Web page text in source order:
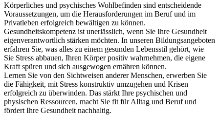
Körperliches und psychisches Wohlbefinden sind entscheidende
Voraussetzungen, um die Herausforderungen im Beruf und im
Privatleben erfolgreich bewältigen zu können.
Gesundheitskompetenz ist unerlässlich, wenn Sie Ihre Gesundheit
eigenverantwortlich stärken möchten. In unseren Bildungsangeboten
erfahren Sie, was alles zu einem gesunden Lebensstil gehört, wie
Sie Stress abbauen, Ihren Körper positiv wahrnehmen, die eigene
Kraft spüren und sich ausgewogen ernähren können.
Lernen Sie von den Sichtweisen anderer Menschen, erwerben Sie
die Fähigkeit, mit Stress konstruktiv umzugehen und Krisen
erfolgreich zu überwinden. Das stärkt Ihre psychischen und
physischen Ressourcen, macht Sie fit für Alltag und Beruf und
fördert Ihre Gesundheit nachhaltig.